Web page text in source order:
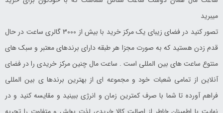
این مدل با هر استایلی همسو می‌شود و می‌تواند به‌عنوان هدیه‌ای شیک و
کارآمد انتخاب شود. با Timex TW2W20800، آیتمی ارزشمند به مجموعه
ساعت‌های شما اضافه کنید.
میبرید
تصور کنید در فضای زیبای یک مرکز خرید با بیش از 3000 گالری ساعت در حال
قدم زدن هستید که به صورت مجزا هر طبقه دارای برندهای معتبر و سبک های
منتوع ساعت های بین المللی است . ساعت مال چنین مرکز خریدی را در فضای
آنلاین از تمامی شعبات خود و مجموعه ای از بهترین برندها ی بین المللی
فراهم آورده تا شما با صرف کمترین زمان و انرژی ببینید و مقایسه کنید و در